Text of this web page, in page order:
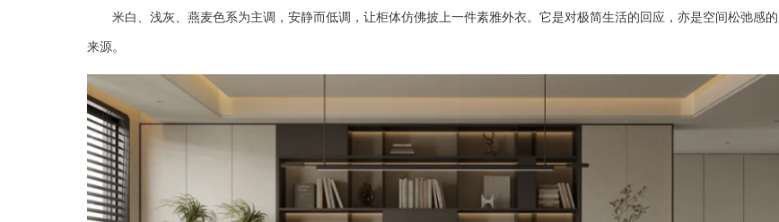
米白、浅灰、燕麦色系为主调，安静而低调，让柜体仿佛披上一件素雅外衣。它是对极简生活的回应，亦是空间松弛感的
来源。